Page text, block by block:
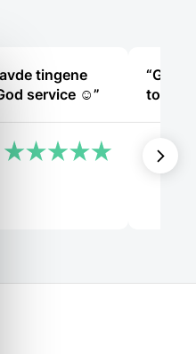
tingene
service ☺”
“God
top”